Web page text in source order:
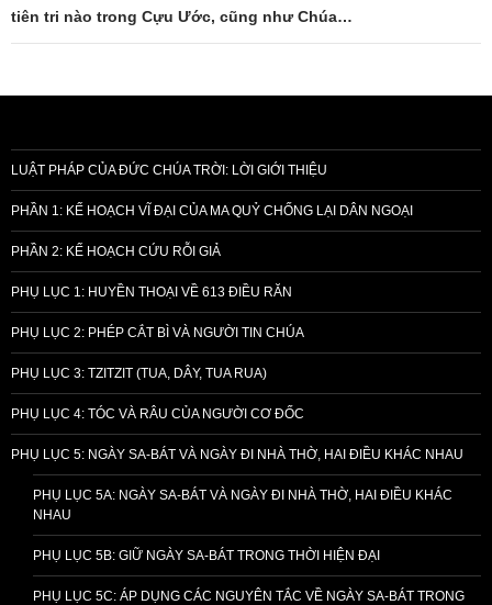
tiên tri nào trong Cựu Ước, cũng như Chúa…
LUẬT PHÁP CỦA ĐỨC CHÚA TRỜI: LỜI GIỚI THIỆU
PHẦN 1: KẾ HOẠCH VĨ ĐẠI CỦA MA QUỶ CHỐNG LẠI DÂN NGOẠI
PHẦN 2: KẾ HOẠCH CỨU RỖI GIẢ
PHỤ LỤC 1: HUYỀN THOẠI VỀ 613 ĐIỀU RĂN
PHỤ LỤC 2: PHÉP CẮT BÌ VÀ NGƯỜI TIN CHÚA
PHỤ LỤC 3: TZITZIT (TUA, DÂY, TUA RUA)
PHỤ LỤC 4: TÓC VÀ RÂU CỦA NGƯỜI CƠ ĐỐC
PHỤ LỤC 5: NGÀY SA-BÁT VÀ NGÀY ĐI NHÀ THỜ, HAI ĐIỀU KHÁC NHAU
PHỤ LỤC 5A: NGÀY SA-BÁT VÀ NGÀY ĐI NHÀ THỜ, HAI ĐIỀU KHÁC
NHAU
PHỤ LỤC 5B: GIỮ NGÀY SA-BÁT TRONG THỜI HIỆN ĐẠI
PHỤ LỤC 5C: ÁP DỤNG CÁC NGUYÊN TẮC VỀ NGÀY SA-BÁT TRONG